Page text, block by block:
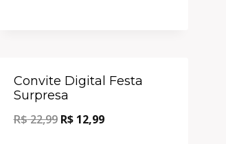
Convite Digital Festa
Surpresa
R$22,99 R$12,99